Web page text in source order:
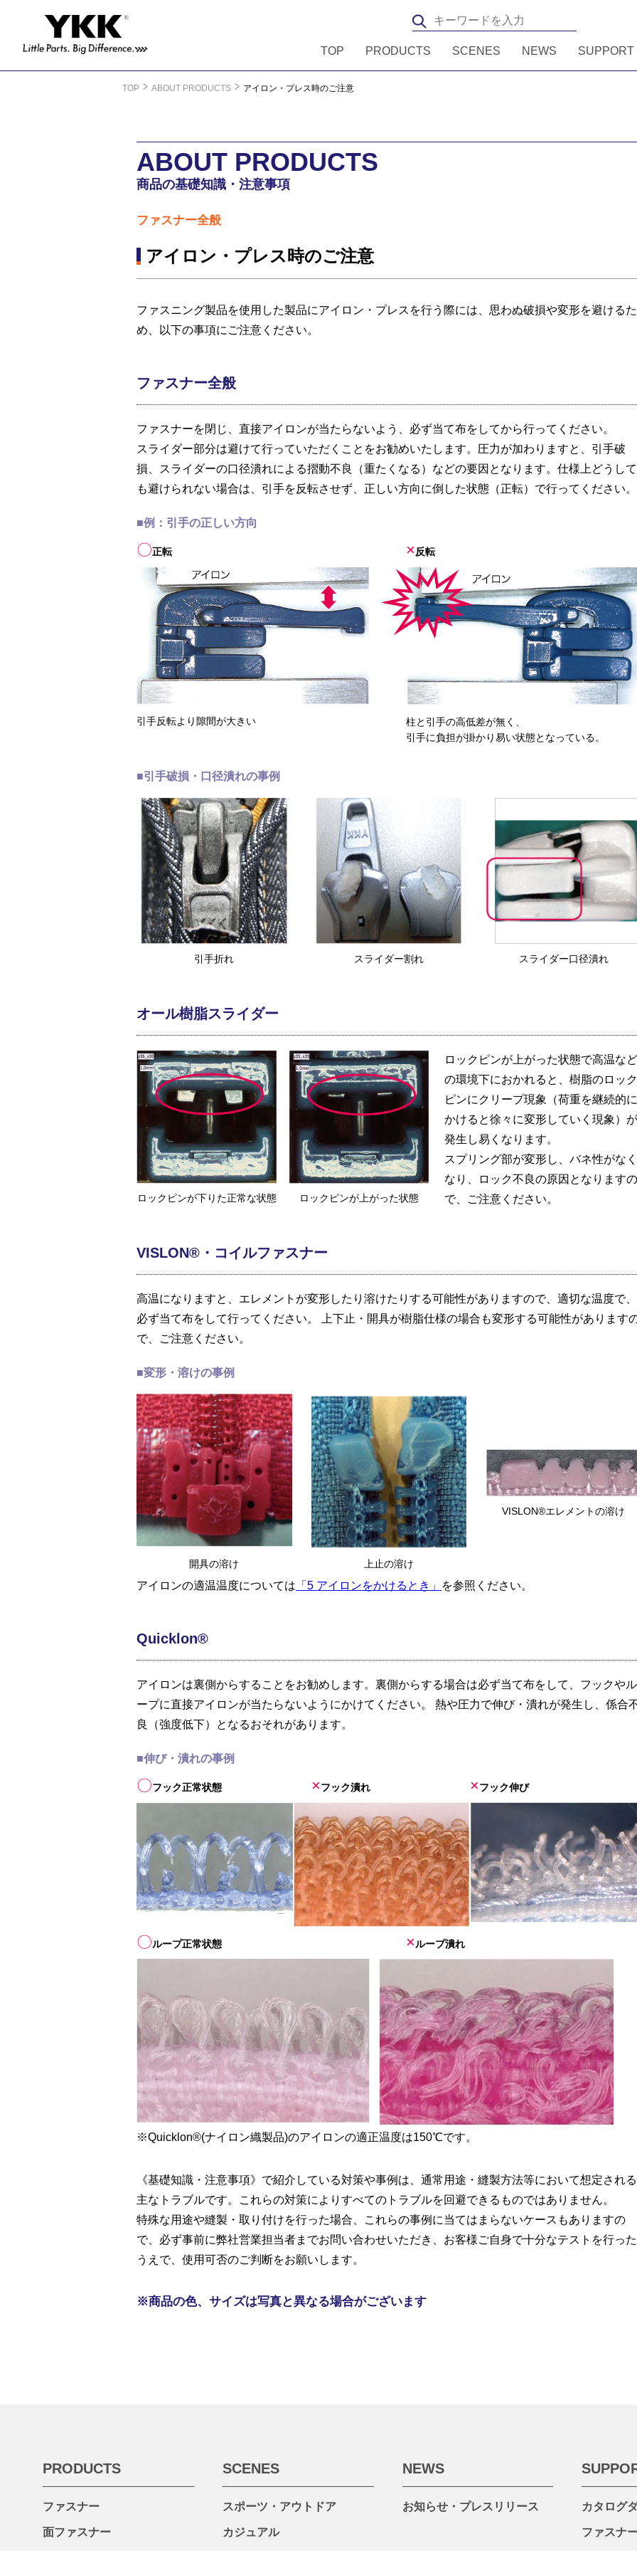
TOP PRODUCTS SCENES NEWS SUPPORT
TOP ABOUT PRODUCTS アイロン・プレス時のご注意
ABOUT PRODUCTS
商品の基礎知識・注意事項
ファスナー全般
アイロン・プレス時のご注意
ファスニング製品を使用した製品にアイロン・プレスを行う際には、思わぬ破損や変形を避けるた
め、以下の事項にご注意ください。
ファスナー全般
ファスナーを閉じ、直接アイロンが当たらないよう、必ず当て布をしてから行ってください。
スライダー部分は避けて行っていただくことをお勧めいたします。圧力が加わりますと、引手破
損、スライダーの口径潰れによる摺動不良（重たくなる）などの要因となります。仕様上どうして
も避けられない場合は、引手を反転させず、正しい方向に倒した状態（正転）で行ってください。
■例：引手の正しい方向
〇正転
引手反転より隙間が大きい
×反転
柱と引手の高低差が無く、
引手に負担が掛かり易い状態となっている。
■引手破損・口径潰れの事例
引手折れ スライダー割れ スライダー口径潰れ
オール樹脂スライダー
ロックピンが下りた正常な状態 ロックピンが上がった状態
ロックピンが上がった状態で高温な
の環境下におかれると、樹脂のロッ
ピンにクリープ現象（荷重を継続的
かけると徐々に変形していく現象）
発生し易くなります。
スプリング部が変形し、バネ性がな
なり、ロック不良の原因となります
で、ご注意ください。
VISLON®・コイルファスナー
高温になりますと、エレメントが変形したり溶けたりする可能性がありますので、適切な温度で、
必ず当て布をして行ってください。 上下止・開具が樹脂仕様の場合も変形する可能性があります
で、ご注意ください。
■変形・溶けの事例
開具の溶け 上止の溶け
VISLON®エレメントの溶け
アイロンの適温温度については 「5 アイロンをかけるとき」 を参照ください。
Quicklon®
アイロンは裏側からすることをお勧めします。裏側からする場合は必ず当て布をして、フックやル
ープに直接アイロンが当たらないようにかけてください。 熱や圧力で伸び・潰れが発生し、係合
良（強度低下）となるおそれがあります。
■伸び・潰れの事例
〇フック正常状態 ×フック潰れ ×フック伸び
〇ループ正常状態 ×ループ潰れ
※Quicklon®(ナイロン織製品)のアイロンの適正温度は150℃です。
《基礎知識・注意事項》で紹介している対策や事例は、通常用途・縫製方法等において想定される
主なトラブルです。これらの対策によりすべてのトラブルを回避できるものではありません。
特殊な用途や縫製・取り付けを行った場合、これらの事例に当てはまらないケースもありますの
で、必ず事前に弊社営業担当者までお問い合わせいただき、お客様ご自身で十分なテストを行った
うえで、使用可否のご判断をお願いします。
※商品の色、サイズは写真と異なる場合がございます
PRODUCTS
ファスナー
面ファスナー
SCENES
スポーツ・アウトドア
カジュアル
NEWS
お知らせ・プレスリリース カタログ
ファスナ